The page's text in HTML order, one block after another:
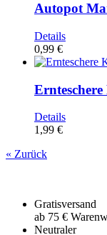
Autopot
Details
0,99 €
Details
1,99 €
« Zurück
Gratisversand
ab 75 €
Neutraler